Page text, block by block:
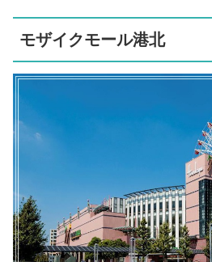
モザイクモール港北